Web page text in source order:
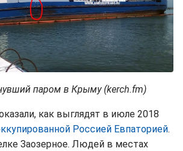
паром в Крыму (kerch.fm)
как выглядят в июле 2018
Россией Евпаторией.
Заозерное. Людей в местах